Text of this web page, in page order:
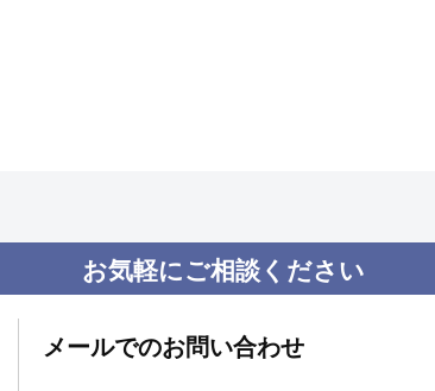
お気軽にご相談ください
メールでのお問い合わせ